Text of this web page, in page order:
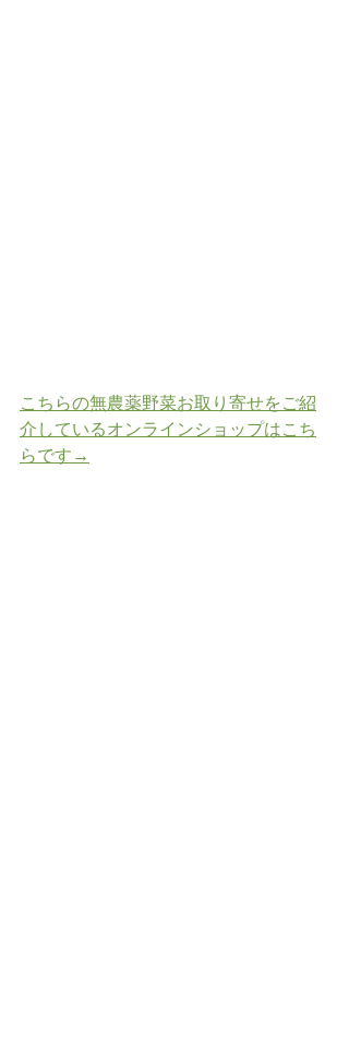
こちらの無農薬野菜お取り寄せをご紹
介しているオンラインショップはこち
らです→